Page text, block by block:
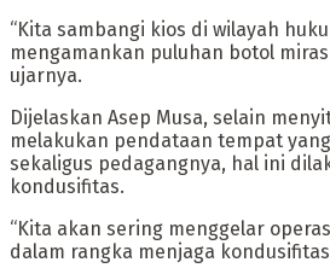
“Kita sambangi kios di wilayah
mengamankan puluhan botol
ujarnya.
Dijelaskan Asep Musa, selain
melakukan pendataan tempat
sekaligus pedagangnya, hal ini
kondusifitas.
“Kita akan sering menggelar
dalam rangka menjaga